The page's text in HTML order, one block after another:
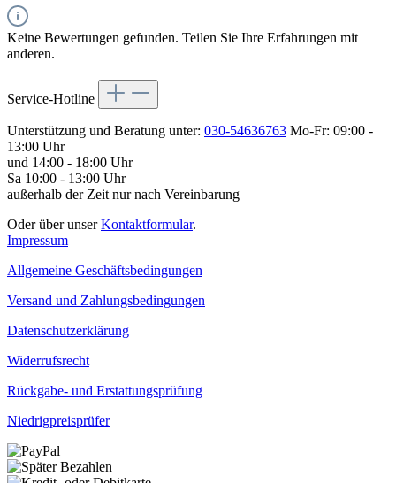
Keine Bewertungen gefunden. Teilen Sie Ihre Erfahrungen mit
anderen.
Service-Hotline
Unterstützung und Beratung unter: 030-54636763 Mo-Fr: 09:00 -
13:00 Uhr
und 14:00 - 18:00 Uhr
Sa 10:00 - 13:00 Uhr
außerhalb der Zeit nur nach Vereinbarung
Oder über unserKontaktformular.
Impressum
Allgemeine Geschäftsbedingungen
Versand und Zahlungsbedingungen
Datenschutzerklärung
Widerrufsrecht
Rückgabe- und Erstattungsprüfung
Niedrigpreisprüfer